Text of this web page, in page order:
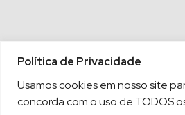
Política de Privacidade
Usamos cookies em nosso site
concorda com o uso de TODOS